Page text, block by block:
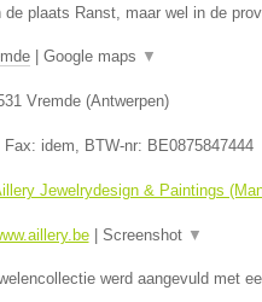
de plaats Ranst, maar wel in de
| Google maps ▼
Vremde(Antwerpen)
Fax: idem, BTW-nr: BE0875847444
Jewelrydesign & Paintings
| Screenshot ▼
werd aangevuld met